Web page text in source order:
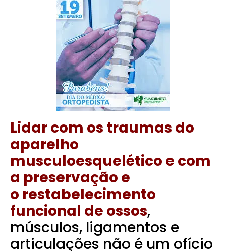
Lidar com os traumas do
aparelho
musculoesquelético e com
a preservação e
o restabelecimento
funcional de ossos,
músculos, ligamentos e
articulações não é um ofício